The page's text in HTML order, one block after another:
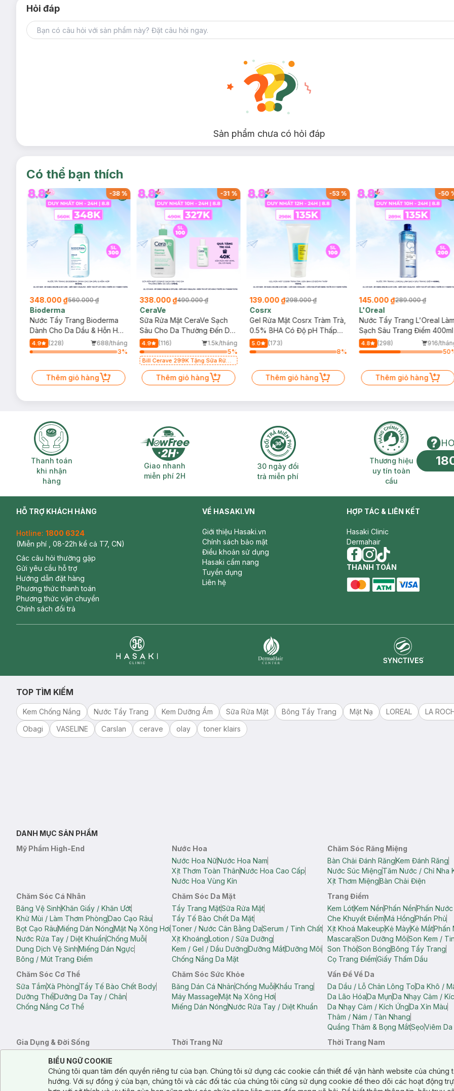
Hỏi đáp
Sản phẩm chưa có hỏi đáp
Có thể bạn thích
-38%
348.000 ₫560.000 ₫
Bioderma
Nước Tẩy Trang Bioderma
Dành Cho Da Dầu & Hỗn Hợp
500ml
4.9 (228)
688/tháng
3%
Thêm giỏ hàng
-31 %
338.000 ₫490.000 ₫
CeraVe
Sữa Rửa Mặt CeraVe Sạch
Sâu Cho Da Thường Đến Da
Dầu 473ml
4.9 (116)
1.5k/tháng
5%
Bill Cerave 299K Tặng Sữa Rửa
Thêm giỏ hàng
-53%
139.000 ₫298.000 ₫
Cosrx
Gel Rửa Mặt Cosrx Tràm Trà,
0.5% BHA Có Độ pH Thấp
150ml
5.0
(173)
8%
Thêm giỏ hàng
-50
145.000 ₫289.000 ₫
L'Oreal
Nước Tẩy Trang L'Oreal
Sạch Sâu Trang Điểm 400ml
4.8 (298)
916/
50
Thêm giỏ hàng
Thanh toán khi nhận hàng
Thanh toán
khi nhận
hàng
Giao nhanh miễn phí 2H
Giao nhanh
miễn phí 2H
30 ngày đổi trả miễn phí
30 ngày đổi
trả miễn phí
Thương hiệu
Thương hiệu
uy tín toàn
cầu
HỖ TRỢ KHÁCH HÀNG
Hotline: 1800 6324
(Miễn phí , 08-22h kể cả T7, CN)
Các câu hỏi thường gặp
Gửi yêu cầu hỗ trợ
Hướng dẫn đặt hàng
Phương thức thanh toán
Phương thức vận chuyển
Chính sách đổi trả
VỀ HASAKI.VN
Giới thiệu Hasaki.vn
Chính sách bảo mật
Điều khoản sử dụng
Hasaki cẩm nang
Tuyển dụng
Liên hệ
HỢP TÁC & LIÊN KẾT
Hasaki Clinic
Dermahair
facebook
instagram
tiktok
THANH TOÁN
TOP TÌM KIẾM
Kem Chống Nắng Nước Tẩy Trang Kem Dưỡng Ẩm Sữa Rửa Mặt Bông Tẩy Trang Mặt Nạ LOREAL
LA
Obagi
VASELINE Carslan cerave olay toner klairs
DANH MỤC SẢN PHẨM
Mỹ Phẩm High-End
Nước Hoa
Nước Hoa NữNước Hoa Nam
Xịt Thơm Toàn ThânNước Hoa Cao Cấp
Nước Hoa Vùng Kín
Chăm Sóc Răng Miệng
Bàn Chải Đánh RăngKem Đánh Răng
Nước Súc MiệngTăm Nước / Chỉ Nha
Xịt Thơm MiệngBàn Chải Điện
Chăm Sóc Cá Nhân
Băng Vệ SinhKhăn Giấy / Khăn Ướt
Khử Mùi / Làm Thơm PhòngDao Cạo Râu
Bọt Cạo RâuMiếng Dán NóngMặt Nạ Xông Hơi
Nước Rửa Tay / Diệt KhuẩnChống Muỗi
Dung Dịch Vệ SinhMiếng Dán Ngực
Bông / Mút Trang Điểm
Chăm Sóc Da Mặt
Tẩy Trang MặtSữa Rửa Mặt
Tẩy Tế Bào Chết Da Mặt
Toner / Nước Cân Bằng DaSerum / Tinh Chất
Xịt KhoángLotion / Sữa Dưỡng
Kem / Gel / Dầu DưỡngDưỡng MắtDưỡng Môi
Chống Nắng Da Mặt
Trang Điểm
Kem LótKem NềnPhấn NềnPhấn
Che Khuyết ĐiểmMá HồngPhấn Phủ
Xịt Khoá MakeupKẻ MàyKẻ MắtPhấn
MascaraSon Dưỡng MôiSon Kem /
Son ThỏiSon BóngBông Tẩy Trang
Cọ Trang ĐiểmGiấy Thấm Dầu
Chăm Sóc Cơ Thể
Sữa TắmXà PhòngTẩy Tế Bào Chết Body
Dưỡng ThểDưỡng Da Tay / Chân
Chống Nắng Cơ Thể
Chăm Sóc Sức Khỏe
Băng Dán Cá NhânChống MuỗiKhẩu Trang
Máy MassageMặt Nạ Xông Hơi
Miếng Dán NóngNước Rửa Tay / Diệt Khuẩn
Vấn Đề Về Da
Da Dầu / Lỗ Chân Lông ToDa Khô /
Da Lão HóaDa MụnDa Nhạy Cảm /
Da Nhạy Cảm / Kích ỨngDa Xỉn Màu
Thâm / Nám / Tàn Nhang
Quầng Thâm & Bọng MắtSẹoViêm
Gia Dụng & Đời Sống
Bông Tắm / Phụ Kiện Tắm
Phụ Kiện Điện Thoại Quạt Cầm Tay / Quạt Mini
Khử Mùi / Làm Thơm PhòngNước GiặtNước Xả
Thời Trang Nữ
Quần Lót NữQuần Short Nữ
Thời Trang Nam
Cookie Consent
Notice about cookies usage
BIỂU NGỮ COOKIE
Chúng tôi quan tâm đến quyền riêng tư của bạn. Chúng tôi sử dụng các cookie cần thiết để vận hành website của
hướng. Với sự đồng ý của bạn, chúng tôi và các đối tác của chúng tôi cũng sử dụng cookie để theo dõi các hoạt động